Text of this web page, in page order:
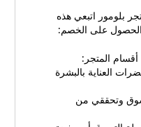
بلومور اتبعي هذه
على الخصم:
المتجر:
العناية بالبشرة
وتحققي من